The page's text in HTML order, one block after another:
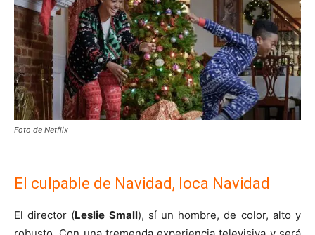
Foto de Netflix
El culpable de Navidad, loca Navidad
El director (Leslie Small), sí un hombre, de color, alto y